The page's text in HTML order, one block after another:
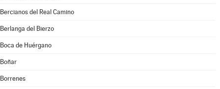
Bercianos del Real Camino
Berlanga del Bierzo
Boca de Huérgano
Boñar
Borrenes